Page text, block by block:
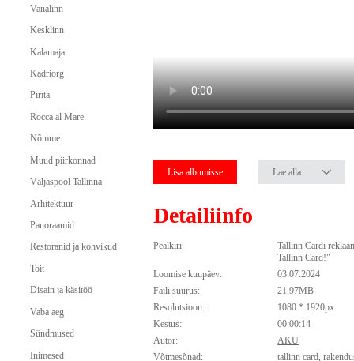
Vanalinn
Kesklinn
Kalamaja
Kadriorg
Pirita
Rocca al Mare
Nõmme
Muud piirkonnad
Väljaspool Tallinna
Arhitektuur
Panoraamid
Restoranid ja kohvikud
Toit
Disain ja käsitöö
Vaba aeg
Sündmused
Inimesed
Lisa albumisse Lae alla
Detailiinfo
Pealkiri:
Tallinn Cardi
Tallinn Card!"
Loomise kuupäev:
03.07.2024
Faili suurus:
21.97MB
Resolutsioon:
1080 * 1920px
Kestus:
00:00:14
Autor:
AKU
Võtmesõnad:
tallinn card,